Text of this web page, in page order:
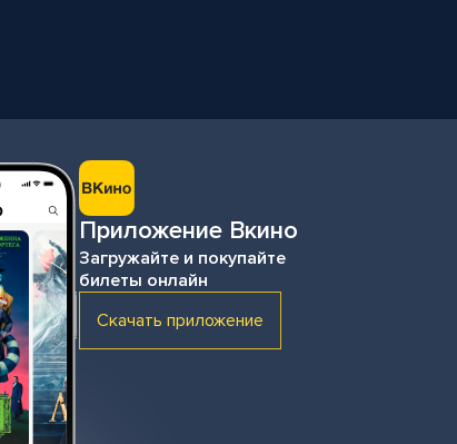
Приложение Вкино
Загружайте и покупайте
билеты онлайн
Скачать приложение